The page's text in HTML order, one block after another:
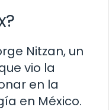
Nitzan, un
vio la
en la
en México.